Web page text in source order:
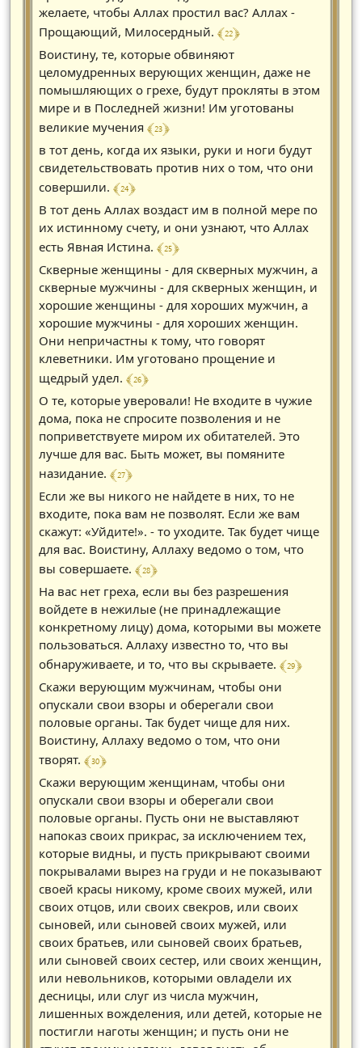
желаете, чтобы Аллах простил вас? Аллах -
Прощающий, Милосердный. ﴾ 22 ﴿
Воистину, те, которые обвиняют
целомудренных верующих женщин, даже не
помышляющих о грехе, будут прокляты в этом
мире и в Последней жизни! Им уготованы
великие мучения ﴾ 23 ﴿
в тот день, когда их языки, руки и ноги будут
свидетельствовать против них о том, что они
совершили. ﴾ 24 ﴿
В тот день Аллах воздаст им в полной мере по
их истинному счету, и они узнают, что Аллах
есть Явная Истина. ﴾ 25 ﴿
Скверные женщины - для скверных мужчин, а
скверные мужчины - для скверных женщин, и
хорошие женщины - для хороших мужчин, а
хорошие мужчины - для хороших женщин.
Они непричастны к тому, что говорят
клеветники. Им уготовано прощение и
щедрый удел. ﴾ 26 ﴿
О те, которые уверовали! Не входите в чужие
дома, пока не спросите позволения и не
поприветствуете миром их обитателей. Это
лучше для вас. Быть может, вы помяните
назидание. ﴾ 27 ﴿
Если же вы никого не найдете в них, то не
входите, пока вам не позволят. Если же вам
скажут: «Уйдите!». - то уходите. Так будет чище
для вас. Воистину, Аллаху ведомо о том, что
вы совершаете. ﴾ 28 ﴿
На вас нет греха, если вы без разрешения
войдете в нежилые (не принадлежащие
конкретному лицу) дома, которыми вы можете
пользоваться. Аллаху известно то, что вы
обнаруживаете, и то, что вы скрываете. ﴾ 29 ﴿
Скажи верующим мужчинам, чтобы они
опускали свои взоры и оберегали свои
половые органы. Так будет чище для них.
Воистину, Аллаху ведомо о том, что они
творят. ﴾ 30 ﴿
Скажи верующим женщинам, чтобы они
опускали свои взоры и оберегали свои
половые органы. Пусть они не выставляют
напоказ своих прикрас, за исключением тех,
которые видны, и пусть прикрывают своими
покрывалами вырез на груди и не показывают
своей красы никому, кроме своих мужей, или
своих отцов, или своих свекров, или своих
сыновей, или сыновей своих мужей, или
своих братьев, или сыновей своих братьев,
или сыновей своих сестер, или своих женщин,
или невольников, которыми овладели их
десницы, или слуг из числа мужчин,
лишенных вожделения, или детей, которые не
постигли наготы женщин; и пусть они не